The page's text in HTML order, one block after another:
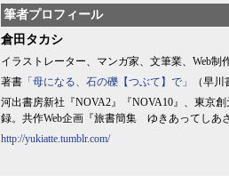
筆者プロフィール
倉田タカシ
イラストレーター、マンガ家、文筆業、Web制作
著書「母になる、石の礫【つぶて】で」
（早川
河出書房新社『NOVA2』『NOVA10』、東京
録。共作Web企画『旅書簡集 ゆきあってしあ
http://yukiatte.tumblr.com/